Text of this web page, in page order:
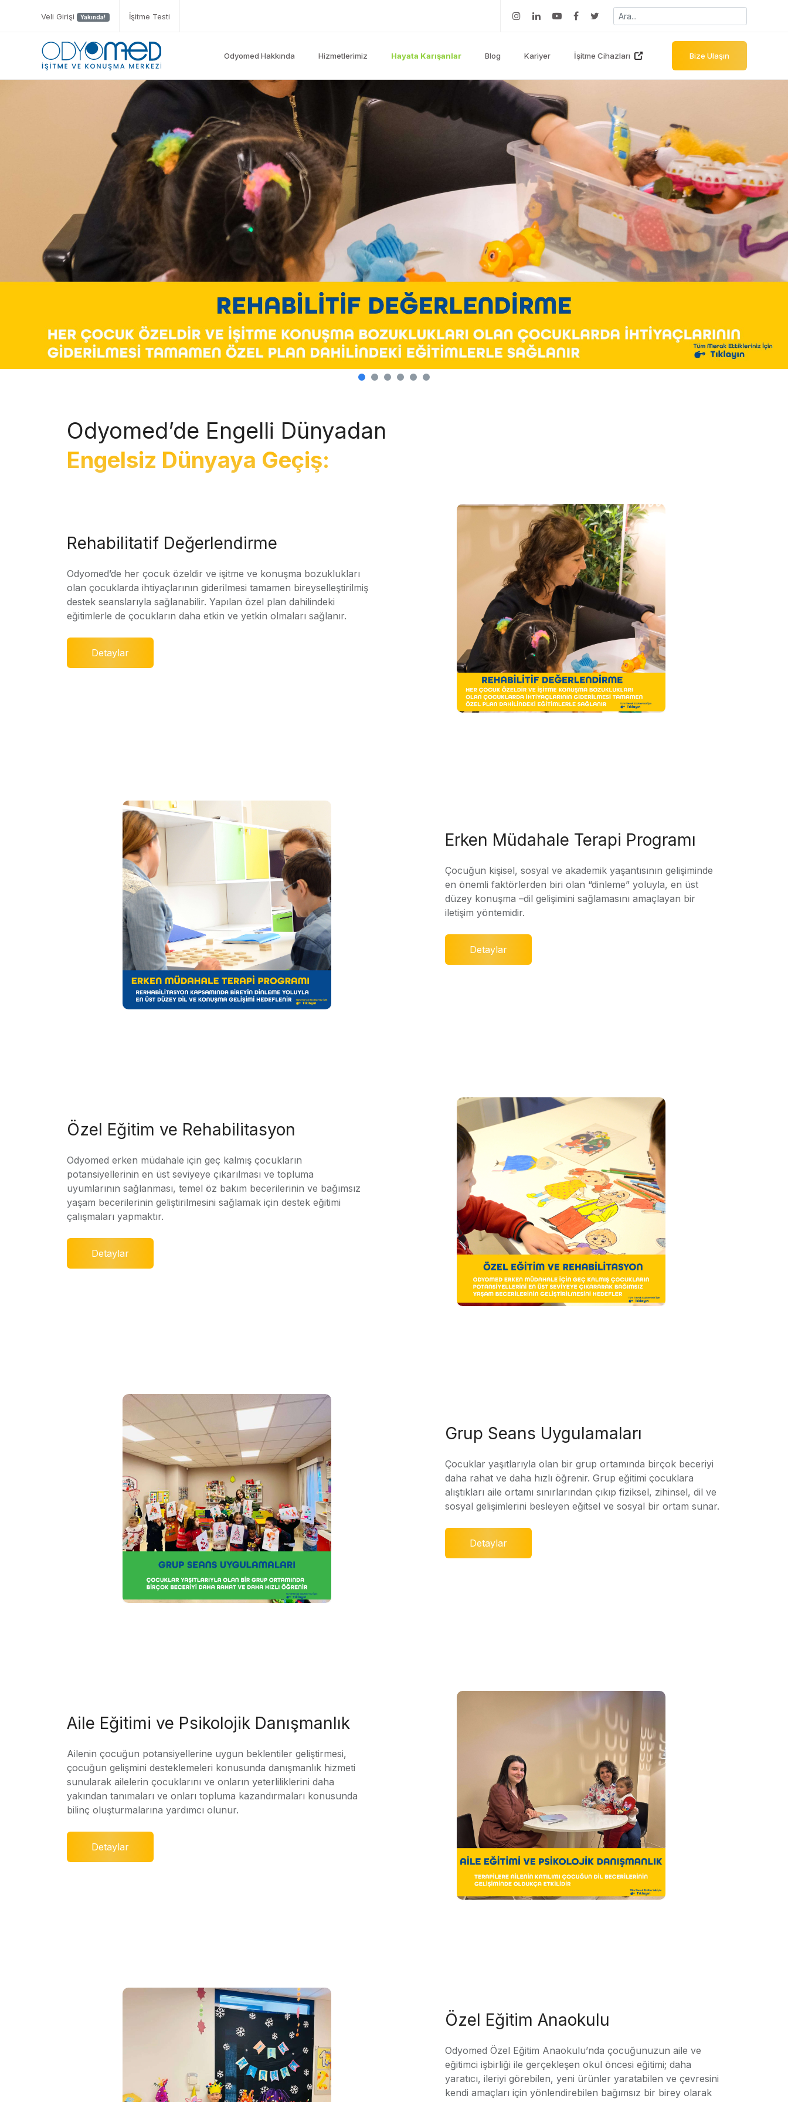
Veli Girişi Yakında! İşitme Testi
Odyomed Hakkında Hizmetlerimiz Hayata Karışanlar Blog Kariyer İşitme Cihazları Bize Ulaşın
Odyomed’de Engelli Dünyadan
Engelsiz Dünyaya Geçiş:
Rehabilitatif Değerlendirme
Odyomed’de her çocuk özeldir ve işitme ve konuşma bozuklukları
olan çocuklarda ihtiyaçlarının giderilmesi tamamen bireyselleştirilmiş
destek seanslarıyla sağlanabilir. Yapılan özel plan dahilindeki
eğitimlerle de çocukların daha etkin ve yetkin olmaları sağlanır.
Detaylar
Erken Müdahale Terapi Programı
Çocuğun kişisel, sosyal ve akademik yaşantısının gelişiminde
en önemli faktörlerden biri olan “dinleme” yoluyla, en üst
düzey konuşma –dil gelişimini sağlamasını amaçlayan bir
iletişim yöntemidir.
Detaylar
Özel Eğitim ve Rehabilitasyon
Odyomed erken müdahale için geç kalmış çocukların
potansiyellerinin en üst seviyeye çıkarılması ve topluma
uyumlarının sağlanması, temel öz bakım becerilerinin ve bağımsız
yaşam becerilerinin geliştirilmesini sağlamak için destek eğitimi
çalışmaları yapmaktır.
Detaylar
Grup Seans Uygulamaları
Çocuklar yaşıtlarıyla olan bir grup ortamında birçok beceriyi
daha rahat ve daha hızlı öğrenir. Grup eğitimi çocuklara
alıştıkları aile ortamı sınırlarından çıkıp fiziksel, zihinsel, dil ve
sosyal gelişimlerini besleyen eğitsel ve sosyal bir ortam sunar.
Detaylar
Aile Eğitimi ve Psikolojik Danışmanlık
Ailenin çocuğun potansiyellerine uygun beklentiler geliştirmesi,
çocuğun gelişmini desteklemeleri konusunda danışmanlık hizmeti
sunularak ailelerin çocuklarını ve onların yeterliliklerini daha
yakından tanımaları ve onları topluma kazandırmaları konusunda
bilinç oluşturmalarına yardımcı olunur.
Detaylar
Özel Eğitim Anaokulu
Odyomed Özel Eğitim Anaokulu’nda çocuğunuzun aile ve
eğitimci işbirliği ile gerçekleşen okul öncesi eğitimi; daha
yaratıcı, ileriyi görebilen, yeni ürünler yaratabilen ve çevresini
kendi amaçları için yönlendirebilen bağımsız bir birey olarak